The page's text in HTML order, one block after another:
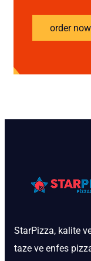
order now
StarPizza, kalite
taze ve enfes